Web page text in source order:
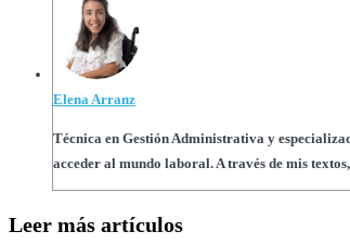
Elena Arranz
Técnica en Gestión Administrativa y
acceder al mundo laboral. A través de mis
Leer más artículos